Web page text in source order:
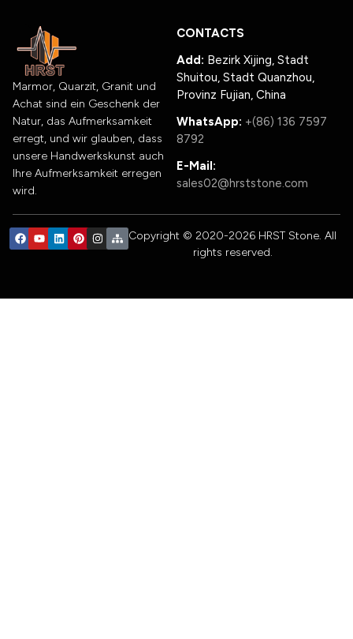
Marmor, Quarzit, Granit und
Achat sind ein Geschenk der
Natur, das Aufmerksamkeit
erregt, und wir glauben, dass
unsere Handwerkskunst auch
Ihre Aufmerksamkeit erregen
wird.
CONTACTS
Add: Bezirk Xijing, Stadt
Shuitou, Stadt Quanzhou,
Provinz Fujian, China
WhatsApp: +(86) 136 7597
8792
E-Mail:
sales02@hrststone.com
Copyright © 2020-2026 HRST Stone. All
rights reserved.